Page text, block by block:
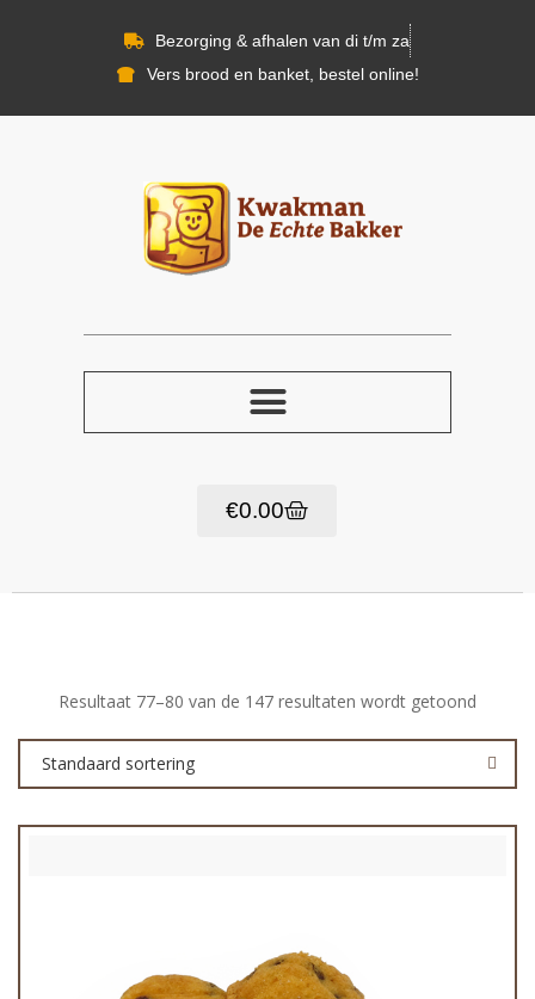
Bezorging & afhalen van di t/m za
Vers brood en banket, bestel online!
€0.00
Resultaat 77–80 van de 147 resultaten wordt getoond
Standaard sortering